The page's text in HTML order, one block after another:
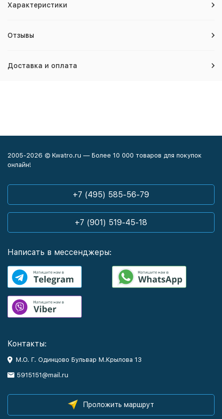
Характеристики
Отзывы
Доставка и оплата
2005-2026 © Kwatro.ru — Более 10 000 товаров для покупок
онлайн!
+7 (495) 585-56-79
+7 (901) 519-45-18
Написать в мессенджеры:
Контакты:
М.О. Г. Одинцово Бульвар М.Крылова 13
5915151@mail.ru
Проложить маршрут